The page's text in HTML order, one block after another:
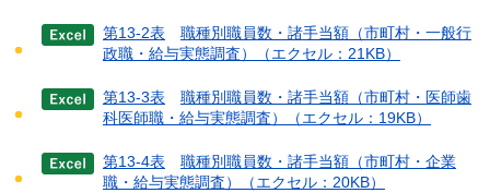
第13-2表
職種別職員数・諸手当額（市町村・一般行
政職・給与実態調査）
（エクセル：21KB）
第13-3表
職種別職員数・諸手当額（市町村・医師歯
科医師職・給与実態調査）
（エクセル：19KB）
第13-4表
職種別職員数・諸手当額（市町村・企業
職・給与実態調査）
（エクセル：20KB）